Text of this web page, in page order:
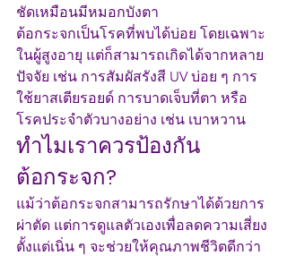
ชัดเหมือนมีหมอกบังตา
ต้อกระจกเป็นโรคที่พบได้บ่อย โดยเฉพาะ
ในผู้สูงอายุ แต่ก็สามารถเกิดได้จากหลาย
ปัจจัย เช่น การสัมผัสรังสี UV บ่อย ๆ การ
ใช้ยาสเตียรอยด์ การบาดเจ็บที่ตา หรือ
โรคประจำตัวบางอย่าง เช่น เบาหวาน
ทำไมเราควรป้องกัน
ต้อกระจก?
แม้ว่าต้อกระจกสามารถรักษาได้ด้วยการ
ผ่าตัด แต่การดูแลตัวเองเพื่อลดความเสี่ยง
ตั้งแต่เนิ่น ๆ จะช่วยให้คุณภาพชีวิตดีกว่า